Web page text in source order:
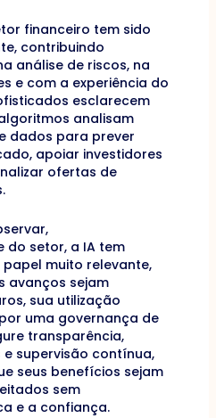
financeiro tem sido
contribuindo
análise de riscos, na
e com a experiência do
esclarecem
analisam
dados para prever
apoiar investidores
ofertas de
do setor, a IA tem
muito relevante,
avanços sejam
sua utilização
uma governança de
transparência,
supervisão contínua,
seus benefícios sejam
sem
e a confiança.